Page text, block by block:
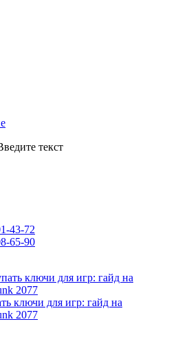
текст
43-72
65-90
ключи для игр: гайд на
2077